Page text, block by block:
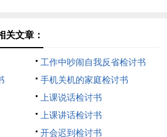
关文章：
工作中吵闹自我反省检讨书
手机关机的家庭检讨书
上课说话检讨书
上课讲话检讨书
开会迟到检讨书